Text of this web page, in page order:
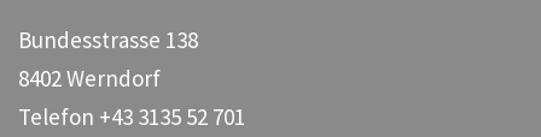
Bundesstrasse 138
8402 Werndorf
Telefon +43 3135 52 701